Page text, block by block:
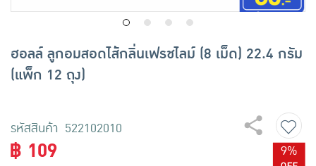
ฮอลล์ ลูกอมสอดไส้กลิ่นเฟรชไลม์ (8 เม็ด) 22.4 กรัม
(แพ็ก 12 ถุง)
รหัสสินค้า 522102010
฿ 109
9%